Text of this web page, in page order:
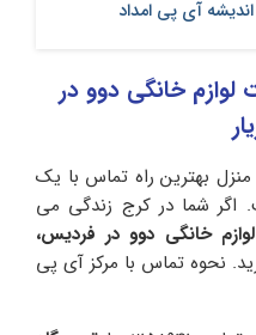
آی پی امداد
لوازم خانگی دوو در
منزل بهترین راه تماس با یک
اگر شما در کرج زندگی می
لوازم خانگی دوو در فردیس،
نحوه تماس با مرکز آی پی